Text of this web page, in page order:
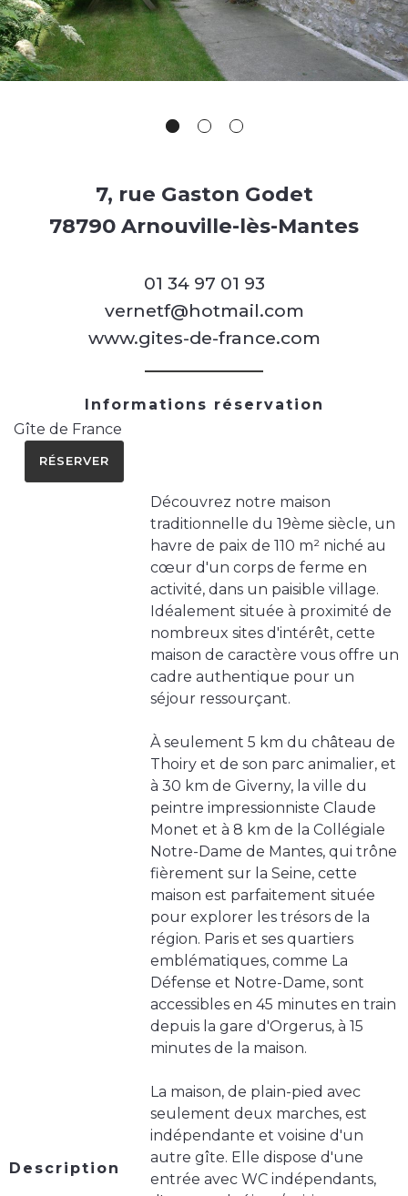
7, rue Gaston Godet
78790 Arnouville-lès-Mantes
01 34 97 01 93
vernetf@hotmail.com
www.gites-de-france.com
Informations réservation
Gîte de France
RÉSERVER
Description
Découvrez notre maison
traditionnelle du 19ème siècle, un
havre de paix de 110 m² niché au
cœur d'un corps de ferme en
activité, dans un paisible village.
Idéalement située à proximité de
nombreux sites d'intérêt, cette
maison de caractère vous offre un
cadre authentique pour un
séjour ressourçant.
À seulement 5 km du château de
Thoiry et de son parc animalier, et
à 30 km de Giverny, la ville du
peintre impressionniste Claude
Monet et à 8 km de la Collégiale
Notre-Dame de Mantes, qui trône
fièrement sur la Seine, cette
maison est parfaitement située
pour explorer les trésors de la
région. Paris et ses quartiers
emblématiques, comme La
Défense et Notre-Dame, sont
accessibles en 45 minutes en train
depuis la gare d'Orgerus, à 15
minutes de la maison.
La maison, de plain-pied avec
seulement deux marches, est
indépendante et voisine d'un
autre gîte. Elle dispose d'une
entrée avec WC indépendants,